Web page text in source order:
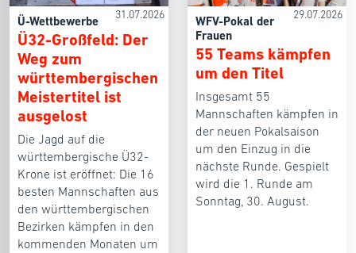
31.07.2026
Ü-Wettbewerbe
Ü32-Großfeld: Der
Weg zum
württembergischen
Meistertitel ist
ausgelost
Die Jagd auf die
württembergische Ü32-
Krone ist eröffnet: Die 16
besten Mannschaften aus
den württembergischen
Bezirken kämpfen in den
kommenden Monaten um
29.07.2026
WFV-Pokal der
Frauen
55 Teams kämpfen
um den Titel
Insgesamt 55
Mannschaften kämpfen in
der neuen Pokalsaison
um den Einzug in die
nächste Runde. Gespielt
wird die 1. Runde am
Sonntag, 30. August.